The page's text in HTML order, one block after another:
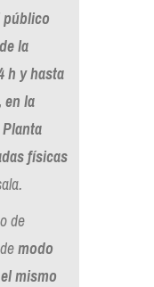
público
la
h y hasta
en la
físicas
de
modo
mismo